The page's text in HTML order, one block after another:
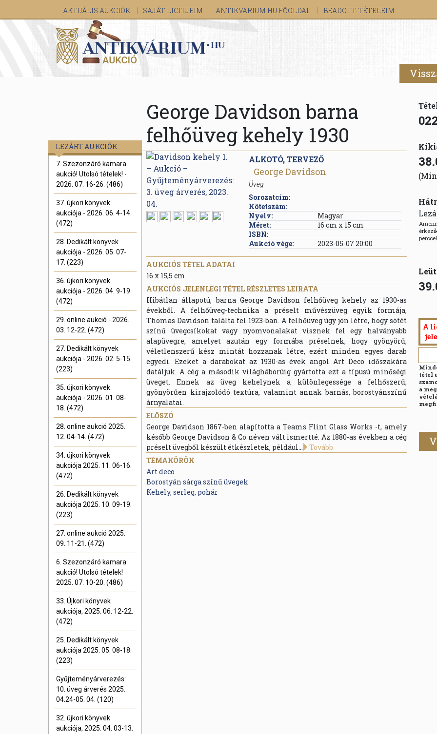
AKTUÁLIS AUKCIÓK SAJÁT LICITJEIM ANTIKVARIUM.HU FŐOLDAL BEADOTT TÉTELEIM
LEZÁRT AUKCIÓK
7. Szezonzáró kamara
aukció! Utolsó tételek! -
2026. 07. 16-26. (486)
37. újkori könyvek
aukciója - 2026. 06. 4-14.
(472)
28. Dedikált könyvek
aukciója - 2026. 05. 07-
17. (223)
36. újkori könyvek
aukciója - 2026. 04. 9-19.
(472)
29. online aukció - 2026.
03. 12-22. (472)
27. Dedikált könyvek
aukciója - 2026. 02. 5-15.
(223)
35. újkori könyvek
aukciója - 2026. 01. 08-
18. (472)
28. online aukció 2025.
12. 04-14. (472)
34. újkori könyvek
aukciója 2025. 11. 06-16.
(472)
26. Dedikált könyvek
aukciója 2025. 10. 09-19.
(223)
27. online aukció 2025.
09. 11-21. (472)
6. Szezonzáró kamara
aukció! Utolsó tételek!
2025. 07. 10-20. (486)
33. Újkori könyvek
aukciója, 2025. 06. 12-22.
(472)
25. Dedikált könyvek
aukciója 2025. 05. 08-18.
(223)
Gyűjteményárverezés:
10. üveg árverés 2025.
04.24-05. 04. (120)
32. újkori könyvek
aukciója, 2025. 04. 03-13.
George Davidson barna
felhőüveg kehely 1930
ALKOTÓ, TERVEZŐ
George Davidson
Üveg
Sorozatcím:
Kötetszám:
Nyelv:
Magyar
Méret:
16 cm x 15 cm
ISBN:
Aukció vége:
2023-05-07 20:00
AUKCIÓS TÉTEL ADATAI
16 x 15,5 cm
AUKCIÓS JELENLEGI TÉTEL RÉSZLETES LEIRATA
Hibátlan állapotú, barna George Davidson felhőüveg kehely az 1930-as
évekből. A felhőüveg-technika a préselt művészüveg egyik formája,
Thomas Davidson találta fel 1923-ban. A felhőüveg úgy jön létre, hogy sötét
színű üvegcsíkokat vagy nyomvonalakat visznek fel egy halványabb
alapüvegre, amelyet azután egy formába préselnek, hogy gyönyörű,
véletlenszerű kész mintát hozzanak létre, ezért minden egyes darab
egyedi. Ezeket a darabokat az 1930-as évek angol Art Deco időszakára
datáljuk. A cég a második világháborúig gyártotta ezt a típusú minőségi
üveget. Ennek az üveg kehelynek a különlegessége a felhőszerű,
gyönyörűen kirajzolódó textúra, valamint annak barnás, borostyánszínű
árnyalatai.
ELŐSZÓ
George Davidson 1867-ben alapította a Teams Flint Glass Works -t, amely
később George Davidson & Co néven vált ismertté. Az 1880-as években a cég
préselt üvegből készült étkészletek, például... Tovább
TÉMAKÖRÖK
Art deco
Borostyán sárga színű üvegek
Kehely, serleg, pohár
A
tétel
a